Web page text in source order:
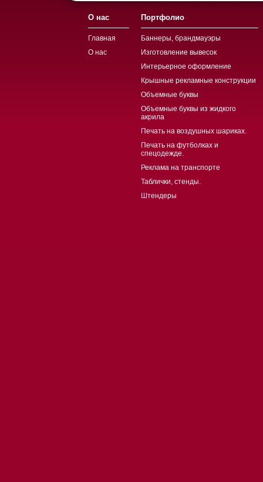
О нас
Главная
О нас
Портфолио
Баннеры, брандмауэры
Изготовление вывесок
Интерьерное оформление
Крышные рекламные конструкции
Объемные буквы
Объемные буквы из жидкого
акрила
Печать на воздушных шариках.
Печать на футболках и
спецодежде.
Реклама на транспорте
Таблички, стенды.
Штендеры